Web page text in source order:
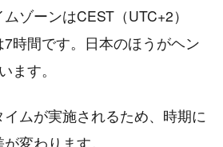
ゾーンはCEST（UTC+2）
時間です。日本のほうがヘン
ます。
ムが実施されるため、時期に
変わります。